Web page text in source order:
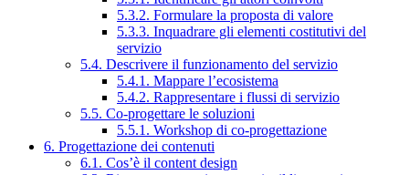
5.3.2. Formulare la proposta di valore
5.3.3. Inquadrare gli elementi costitutivi del
servizio
5.4. Descrivere il funzionamento del servizio
5.4.1. Mappare l’ecosistema
5.4.2. Rappresentare i flussi di servizio
5.5. Co-progettare le soluzioni
5.5.1. Workshop di co-progettazione
6. Progettazione dei contenuti
6.1. Cos’è il content design